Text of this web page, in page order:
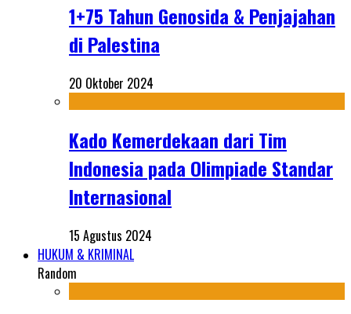
1+75 Tahun Genosida & Penjajahan
di Palestina
20 Oktober 2024
Kado Kemerdekaan dari Tim
Indonesia pada Olimpiade Standar
Internasional
15 Agustus 2024
HUKUM & KRIMINAL
Random